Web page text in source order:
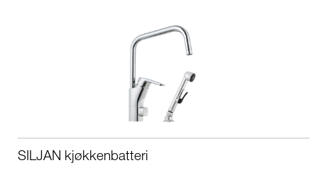
SILJAN kjøkkenbatteri